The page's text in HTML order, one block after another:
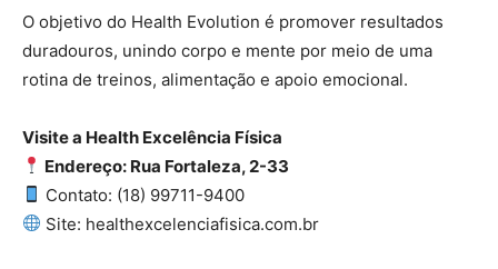
O objetivo do Health Evolution é promover resultados
duradouros, unindo corpo e mente por meio de uma
rotina de treinos, alimentação e apoio emocional.
Visite a Health Excelência Física
Endereço: Rua Fortaleza, 2-33
Contato: (18) 99711-9400
Site: healthexcelenciafisica.com.br